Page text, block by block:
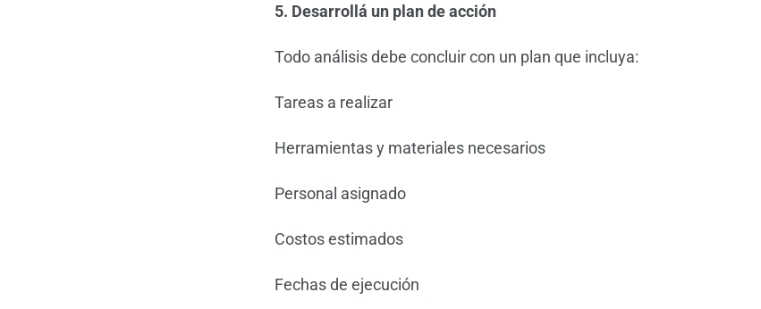
5. Desarrollá un plan de acción
Todo análisis debe concluir con un plan que incluya:
Tareas a realizar
Herramientas y materiales necesarios
Personal asignado
Costos estimados
Fechas de ejecución